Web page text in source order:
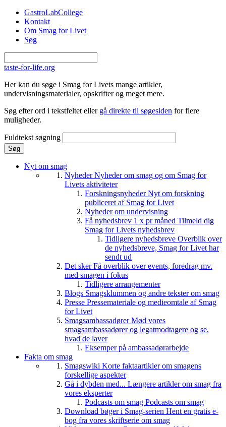
Gå til hovedindhold
GastroLabCollege
Kontakt
Om Smag for Livet
Søg
taste-for-life.org
Her kan du søge i Smag for Livets mange artikler,
undervisningsmaterialer, opskrifter og meget mere.
Søg efter ord i tekstfeltet eller gå direkte til søgesiden for flere
muligheder.
Fuldtekst søgning
Nyt om smag
NyhederNyheder om smag og om Smag for
Livets aktiviteter
ForskningsnyhederNyt om forskning
publiceret af Smag for Livet
Nyheder om undervisning
Få nyhedsbrev 1 x pr måned Tilmeld dig
Smag for Livets nyhedsbrev
Tidligere nyhedsbreve Overblik over
de nyhedsbreve, Smag for Livet har
sendt ud
Det skerFå overblik over events, foredrag mv.
med smagen i fokus
Tidligere arrangementer
Blogs Smagsklummen og andre tekster om smag
Presse Pressemateriale og medieomtale af Smag
for Livet
SmagsambassadørerMød vores
smagsambassadører og legatmodtagere og se,
hvad de laver
Eksemper på ambassadørarbejde
Fakta om smag
Smagswiki Korte faktaartikler om smagens
forskellige aspekter
Gå i dybden med... Længere artikler om smag fra
vores eksperter
Podcasts om smag Podcasts om smag
Download bøger i Smag-serien Hent en gratis e-
bog fra vores skriftserie om smag